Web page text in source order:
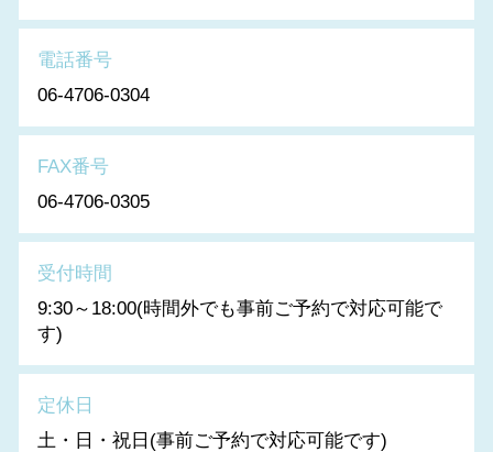
電話番号
06-4706-0304
FAX番号
06-4706-0305
受付時間
9:30～18:00(時間外でも事前ご予約で対応可能で
す)
定休日
土・日・祝日(事前ご予約で対応可能です)